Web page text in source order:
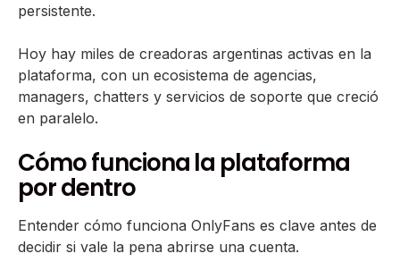
persistente.
Hoy hay miles de creadoras argentinas activas en la
plataforma, con un ecosistema de agencias,
managers, chatters y servicios de soporte que creció
en paralelo.
Cómo funciona la plataforma
por dentro
Entender cómo funciona OnlyFans es clave antes de
decidir si vale la pena abrirse una cuenta.